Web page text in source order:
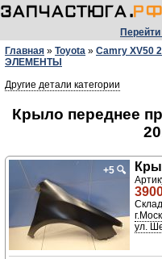
Главная » Toyota » Camry XV50
ЭЛЕМЕНТЫ
Другие детали категории
Крыло переднее
+5 🔍
ул.